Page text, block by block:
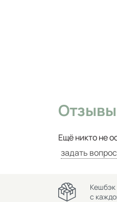
Отзывы
Ещё никто не
задать вопрос
Кешбэк
с